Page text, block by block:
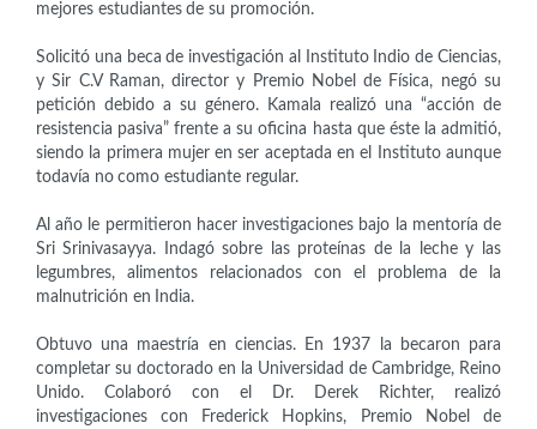
mejores estudiantes de su promoción.
Solicitó una beca de investigación al Instituto Indio de Ciencias,
y Sir C.V Raman, director y Premio Nobel de Física, negó su
petición debido a su género. Kamala realizó una “acción de
resistencia pasiva” frente a su oficina hasta que éste la admitió,
siendo la primera mujer en ser aceptada en el Instituto aunque
todavía no como estudiante regular.
Al año le permitieron hacer investigaciones bajo la mentoría de
Sri Srinivasayya. Indagó sobre las proteínas de la leche y las
legumbres, alimentos relacionados con el problema de la
malnutrición en India.
Obtuvo una maestría en ciencias. En 1937 la becaron para
completar su doctorado en la Universidad de Cambridge, Reino
Unido. Colaboró con el Dr. Derek Richter, realizó
investigaciones con Frederick Hopkins, Premio Nobel de